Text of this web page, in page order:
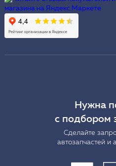
Нужна
с подбором
Сделайте
автозапчастей и